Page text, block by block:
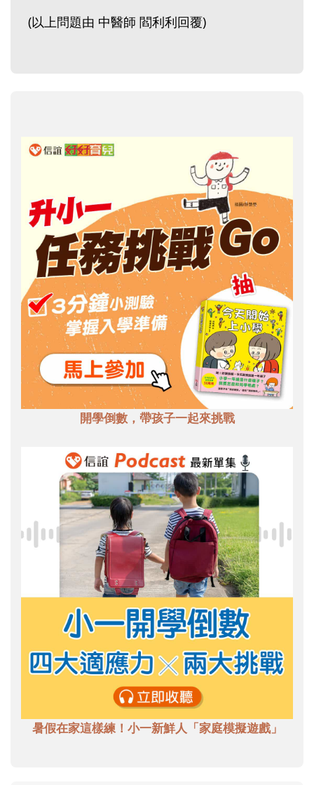
(以上問題由 中醫師 閻利利回覆)
開學倒數，帶孩子一起來挑戰
暑假在家這樣練！小一新鮮人「家庭模擬遊戲」